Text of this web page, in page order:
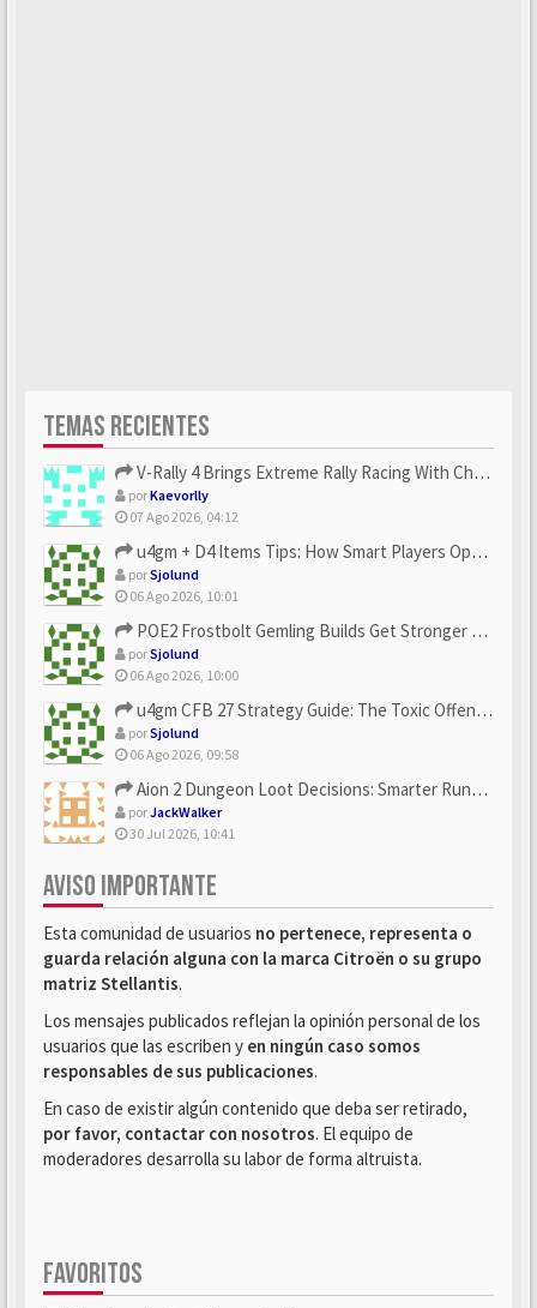
TEMAS RECIENTES
V-Rally 4 Brings Extreme Rally Racing With Challenging Track...
porKaevorlly
07 Ago 2026, 04:12
u4gm + D4 Items Tips: How Smart Players Optimize Gear, Build...
porSjolund
06 Ago 2026, 10:01
POE2 Frostbolt Gemling Builds Get Stronger With u4gm’s Ice C...
porSjolund
06 Ago 2026, 10:00
u4gm CFB 27 Strategy Guide: The Toxic Offensive Scheme Your ...
porSjolund
06 Ago 2026, 09:58
Aion 2 Dungeon Loot Decisions: Smarter Runs With U4N
porJackWalker
30 Jul 2026, 10:41
AVISO IMPORTANTE
Esta comunidad de usuarios no pertenece, representa o
guarda relación alguna con la marca Citroën o su grupo
matriz Stellantis.
Los mensajes publicados reflejan la opinión personal de los
usuarios que las escriben y en ningún caso somos
responsables de sus publicaciones.
En caso de existir algún contenido que deba ser retirado,
por favor, contactar con nosotros. El equipo de
moderadores desarrolla su labor de forma altruista.
FAVORITOS